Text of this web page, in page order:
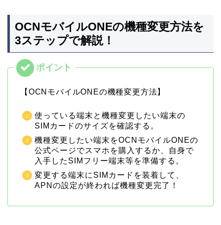
OCNモバイルONEの機種変更方法を
3ステップで解説！
【OCNモバイルONEの機種変更方法】
使っている端末と機種変更したい端末の
SIMカードのサイズを確認する。
機種変更したい端末をOCNモバイルONEの
公式ページでスマホを購入するか、自身で
入手したSIMフリー端末等を準備する。
変更する端末にSIMカードを装着して、
APNの設定が終われば機種変更完了！